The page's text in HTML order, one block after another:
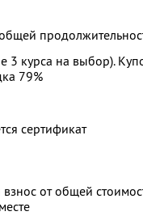
3 курса на выбор).
79%
сертификат
от общей